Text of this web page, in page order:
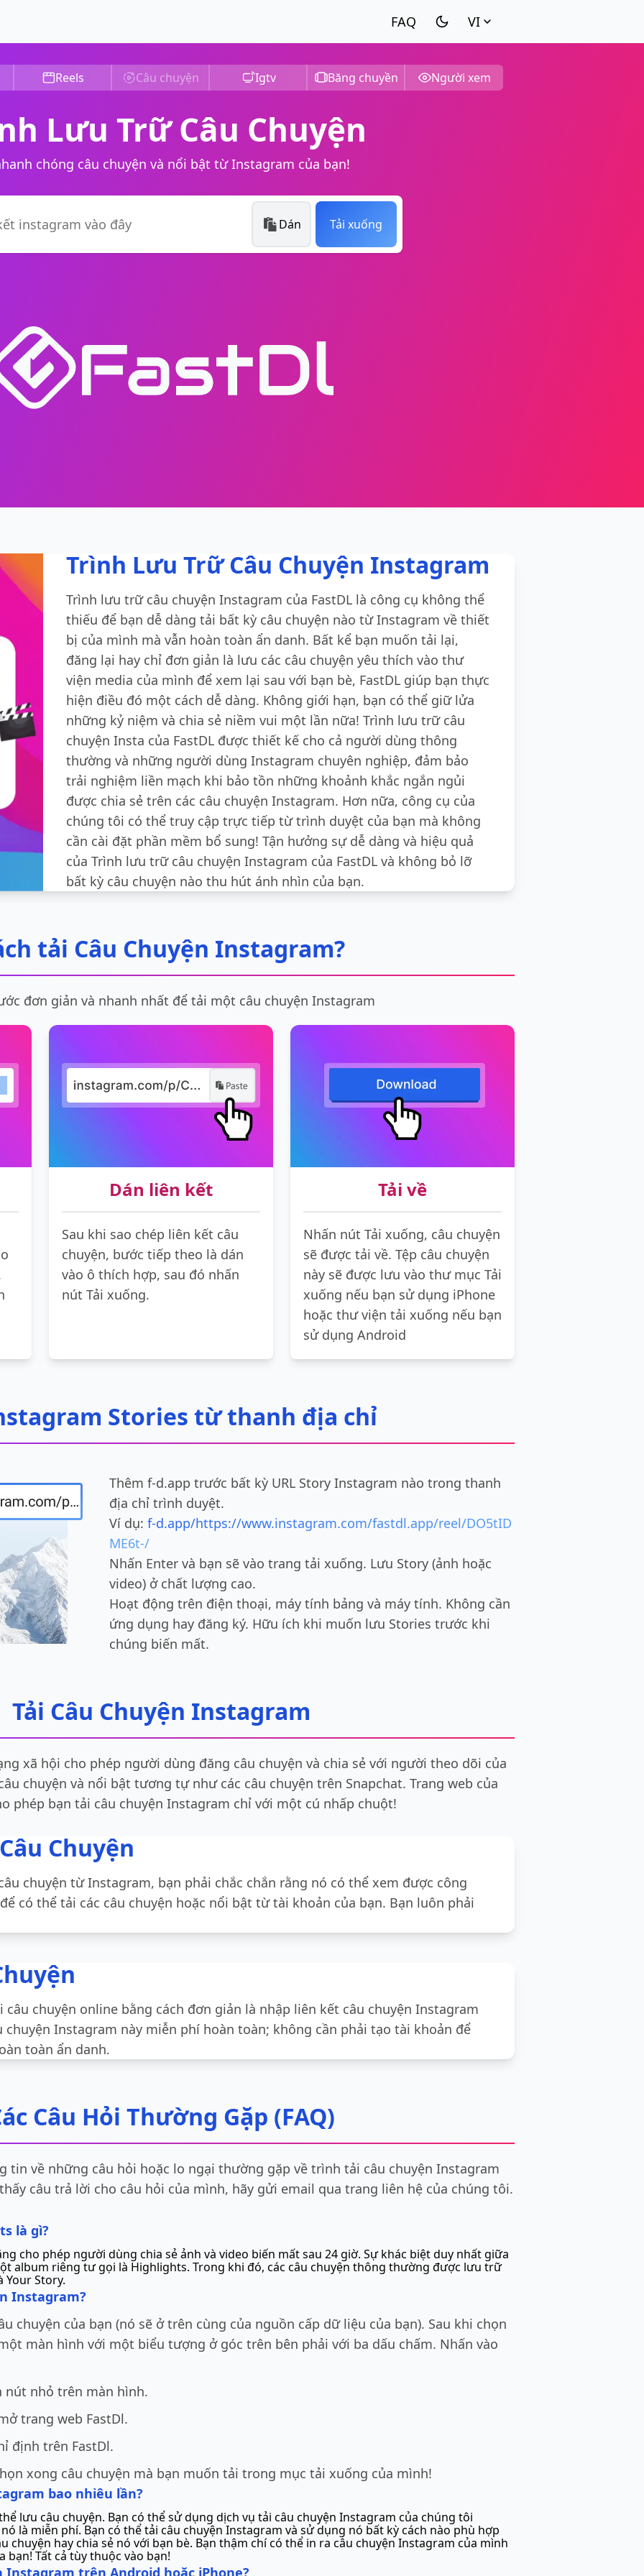
VI
Reels Câu chuyện Igtv Băng chuyền Người xem
Lưu Trữ Câu Chuyện
chóng câu chuyện và nổi bật từ Instagram của bạn!
Dán Tải xuống
Trình Lưu Trữ Câu Chuyện Instagram
Trình lưu trữ câu chuyện Instagram của FastDL là công cụ không thể
thiếu để bạn dễ dàng tải bất kỳ câu chuyện nào từ Instagram về thiết
bị của mình mà vẫn hoàn toàn ẩn danh. Bất kể bạn muốn tải lại,
đăng lại hay chỉ đơn giản là lưu các câu chuyện yêu thích vào thư
viện media của mình để xem lại sau với bạn bè, FastDL giúp bạn thực
hiện điều đó một cách dễ dàng. Không giới hạn, bạn có thể giữ lửa
những kỷ niệm và chia sẻ niềm vui một lần nữa! Trình lưu trữ câu
chuyện Insta của FastDL được thiết kế cho cả người dùng thông
thường và những người dùng Instagram chuyên nghiệp, đảm bảo
trải nghiệm liền mạch khi bảo tồn những khoảnh khắc ngắn ngủi
được chia sẻ trên các câu chuyện Instagram. Hơn nữa, công cụ của
chúng tôi có thể truy cập trực tiếp từ trình duyệt của bạn mà không
cần cài đặt phần mềm bổ sung! Tận hưởng sự dễ dàng và hiệu quả
của Trình lưu trữ câu chuyện Instagram của FastDL và không bỏ lỡ
bất kỳ câu chuyện nào thu hút ánh nhìn của bạn.
tải Câu Chuyện Instagram?
đơn giản và nhanh nhất để tải một câu chuyện Instagram
Dán liên kết
Sau khi sao chép liên kết câu
chuyện, bước tiếp theo là dán
vào ô thích hợp, sau đó nhấn
nút Tải xuống.
Tải về
Nhấn nút Tải xuống, câu chuyện
sẽ được tải về. Tệp câu chuyện
này sẽ được lưu vào thư mục Tải
xuống nếu bạn sử dụng iPhone
hoặc thư viện tải xuống nếu bạn
sử dụng Android
Stories từ thanh địa chỉ
Thêm f-d.app trước bất kỳ URL Story Instagram nào trong thanh
địa chỉ trình duyệt.
Ví dụ: f-d.app/https://www.instagram.com/fastdl.app/reel/DO5tID
ME6t-/
Nhấn Enter và bạn sẽ vào trang tải xuống. Lưu Story (ảnh hoặc
video) ở chất lượng cao.
Hoạt động trên điện thoại, máy tính bảng và máy tính. Không cần
ứng dụng hay đăng ký. Hữu ích khi muốn lưu Stories trước khi
chúng biến mất.
Tải Câu Chuyện Instagram
xã hội cho phép người dùng đăng câu chuyện và chia sẻ với người theo dõi của
chuyện và nổi bật tương tự như các câu chuyện trên Snapchat. Trang web của
phép bạn tải câu chuyện Instagram chỉ với một cú nhấp chuột!
Chuyện
chuyện từ Instagram, bạn phải chắc chắn rằng nó có thể xem được công
có thể tải các câu chuyện hoặc nổi bật từ tài khoản của bạn. Bạn luôn phải
câu chuyện online bằng cách đơn giản là nhập liên kết câu chuyện Instagram
Instagram này miễn phí hoàn toàn; không cần phải tạo tài khoản để
toàn ẩn danh.
Câu Hỏi Thường Gặp (FAQ)
tin về những câu hỏi hoặc lo ngại thường gặp về trình tải câu chuyện Instagram
câu trả lời cho câu hỏi của mình, hãy gửi email qua trang liên hệ của chúng tôi.
là gì?
cho phép người dùng chia sẻ ảnh và video biến mất sau 24 giờ. Sự khác biệt duy nhất giữa
album riêng tư gọi là Highlights. Trong khi đó, các câu chuyện thông thường được lưu trữ
Story.
Instagram?
chuyện của bạn (nó sẽ ở trên cùng của nguồn cấp dữ liệu của bạn). Sau khi chọn
màn hình với một biểu tượng ở góc trên bên phải với ba dấu chấm. Nhấn vào
nút nhỏ trên màn hình.
trang web FastDl.
định trên FastDl.
xong câu chuyện mà bạn muốn tải trong mục tải xuống của mình!
bao nhiêu lần?
lưu câu chuyện. Bạn có thể sử dụng dịch vụ tải câu chuyện Instagram của chúng tôi
là miễn phí. Bạn có thể tải câu chuyện Instagram và sử dụng nó bất kỳ cách nào phù hợp
chuyện hay chia sẻ nó với bạn bè. Bạn thậm chí có thể in ra câu chuyện Instagram của mình
Tất cả tùy thuộc vào bạn!
trên Android hoặc iPhone?